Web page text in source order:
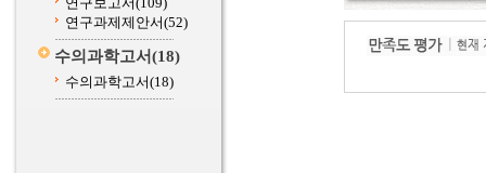
연구과제제안서(52)
수의과학고서(18)
수의과학고서(18)